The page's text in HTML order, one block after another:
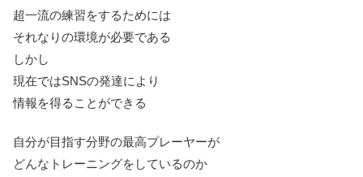
超一流の練習をするためには
それなりの環境が必要である
しかし
現在ではSNSの発達により
情報を得ることができる
自分が目指す分野の最高プレーヤーが
どんなトレーニングをしているのか